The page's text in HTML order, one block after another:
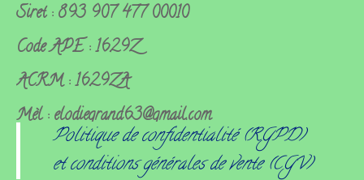
Siret : 893 907 477 00010
Code APE : 1629Z
ACRM : 1629ZA
Mèl : elodiegrand63@gmail.com
Politique de confidentialité (RGPD)
et conditions générales de vente (CGV)